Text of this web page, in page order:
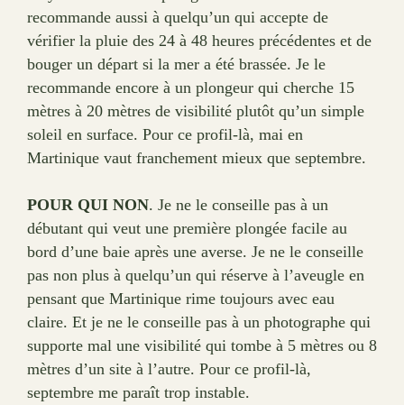
recommande aussi à quelqu’un qui accepte de
vérifier la pluie des 24 à 48 heures précédentes et de
bouger un départ si la mer a été brassée. Je le
recommande encore à un plongeur qui cherche 15
mètres à 20 mètres de visibilité plutôt qu’un simple
soleil en surface. Pour ce profil-là, mai en
Martinique vaut franchement mieux que septembre.
POUR QUI NON. Je ne le conseille pas à un
débutant qui veut une première plongée facile au
bord d’une baie après une averse. Je ne le conseille
pas non plus à quelqu’un qui réserve à l’aveugle en
pensant que Martinique rime toujours avec eau
claire. Et je ne le conseille pas à un photographe qui
supporte mal une visibilité qui tombe à 5 mètres ou 8
mètres d’un site à l’autre. Pour ce profil-là,
septembre me paraît trop instable.